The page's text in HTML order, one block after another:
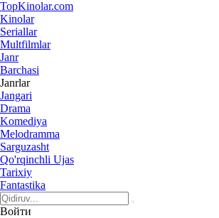
TopKinolar.com
Kinolar
Seriallar
Multfilmlar
Janr
Barchasi
Janrlar
Jangari
Drama
Komediya
Melodramma
Sarguzasht
Qo'rqinchli Ujas
Tarixiy
Fantastika
Войти